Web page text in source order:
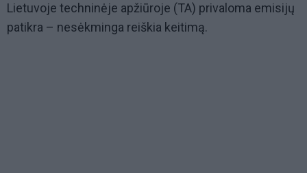
Lietuvoje techninėje apžiūroje (TA) privaloma emisijų
patikra – nesėkminga reiškia keitimą.